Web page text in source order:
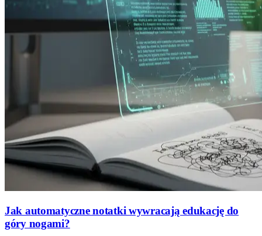
Jak automatyczne notatki wywracają edukację do
góry nogami?